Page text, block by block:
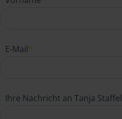
E-Mail*
Ihre Nachricht an Tanja Staffel